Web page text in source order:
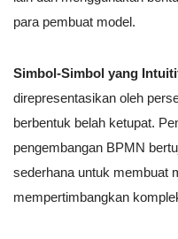
para pembuat model.
Simbol-Simbol yang
direpresentasikan oleh
berbentuk belah ketupat.
pengembangan BPMN
sederhana untuk membuat
mempertimbangkan